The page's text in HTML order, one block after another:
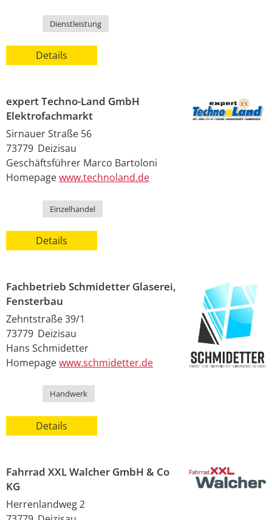
Dienstleistung
Details
expert Techno-Land GmbH
Elektrofachmarkt
Sirnauer Straße 56
73779 Deizisau
Geschäftsführer Marco Bartoloni
Homepagewww.technoland.de
Einzelhandel
Details
Fachbetrieb Schmidetter Glaserei,
Fensterbau
Zehntstraße 39/1
73779 Deizisau
Hans Schmidetter
Homepagewww.schmidetter.de
Handwerk
Details
Fahrrad XXL Walcher GmbH & Co
KG
Herrenlandweg 2